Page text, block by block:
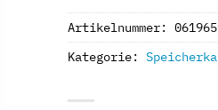
Artikelnummer:
Kategorie: